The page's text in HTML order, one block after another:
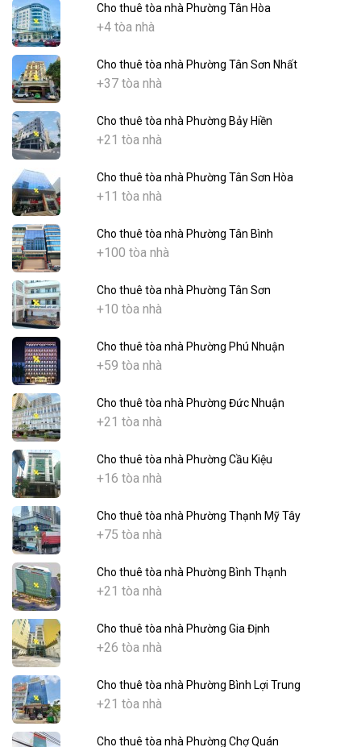
Cho thuê tòa nhà Phường Tân Hòa
+4 tòa nhà
Cho thuê tòa nhà Phường Tân Sơn Nhất
+37 tòa nhà
Cho thuê tòa nhà Phường Bảy Hiền
+21 tòa nhà
Cho thuê tòa nhà Phường Tân Sơn Hòa
+11 tòa nhà
Cho thuê tòa nhà Phường Tân Bình
+100 tòa nhà
Cho thuê tòa nhà Phường Tân Sơn
+10 tòa nhà
Cho thuê tòa nhà Phường Phú Nhuận
+59 tòa nhà
Cho thuê tòa nhà Phường Đức Nhuận
+21 tòa nhà
Cho thuê tòa nhà Phường Cầu Kiệu
+16 tòa nhà
Cho thuê tòa nhà Phường Thạnh Mỹ Tây
+75 tòa nhà
Cho thuê tòa nhà Phường Bình Thạnh
+21 tòa nhà
Cho thuê tòa nhà Phường Gia Định
+26 tòa nhà
Cho thuê tòa nhà Phường Bình Lợi Trung
+21 tòa nhà
Cho thuê tòa nhà Phường Chợ Quán